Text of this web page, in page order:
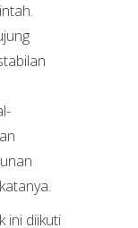
ini diikuti